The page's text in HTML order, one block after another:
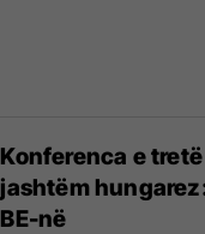
Konferenca e
jashtëm
BE-në